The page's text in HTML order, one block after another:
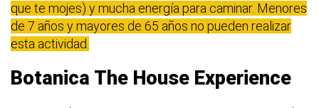
que te mojes) y mucha energía para caminar. Menores
de 7 años y mayores de 65 años no pueden realizar
esta actividad.
Botanica The House Experience